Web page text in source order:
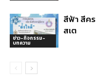
ข่าว-กิจกรรม-
บทความ
สีฟ้า สีคร
สเต